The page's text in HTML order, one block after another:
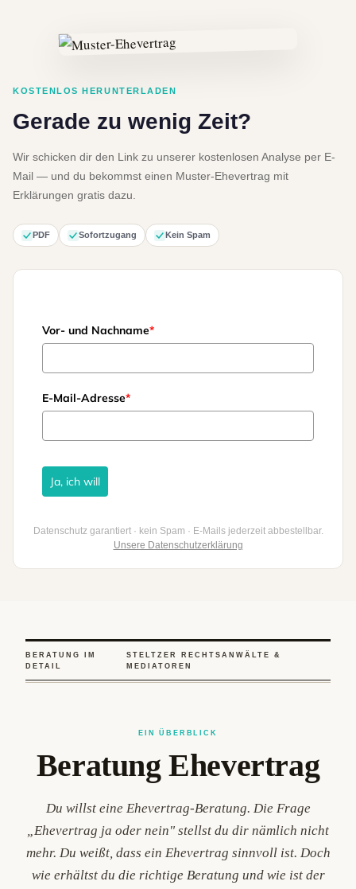
KOSTENLOS HERUNTERLADEN
Gerade zu wenig Zeit?
Wir schicken dir den Link zu unserer kostenlosen Analyse per E-
Mail — und du bekommst einen Muster-Ehevertrag mit
Erklärungen gratis dazu.
PDF Sofortzugang Kein Spam
Vor- und Nachname*
E-Mail-Adresse*
Ja, ich will
Datenschutz garantiert · kein Spam · E-Mails jederzeit abbestellbar.
Unsere Datenschutzerklärung
BERATUNG IM
DETAIL
STELTZER RECHTSANWÄLTE &
MEDIATOREN
EIN ÜBERBLICK
Beratung Ehevertrag
Du willst eine Ehevertrag-Beratung. Die Frage
„Ehevertrag ja oder nein" stellst du dir nämlich nicht
mehr. Du weißt, dass ein Ehevertrag sinnvoll ist. Doch
wie erhältst du die richtige Beratung und wie ist der